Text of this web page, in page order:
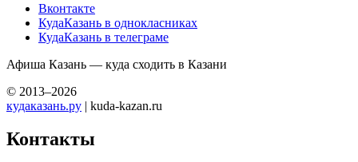
Вконтакте
КудаКазань в однокласниках
КудаКазань в телеграме
Афиша Казань — куда сходить в Казани
© 2013–2026
кудаказань.ру | kuda-kazan.ru
Контакты